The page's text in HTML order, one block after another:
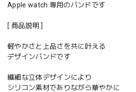
Apple watch 専用のバンドです
[ 商品説明 ]
軽やかさと上品さを共に叶える
デザインバンドです
繊細な立体デザインにより
シリコン素材でありながら華やかに